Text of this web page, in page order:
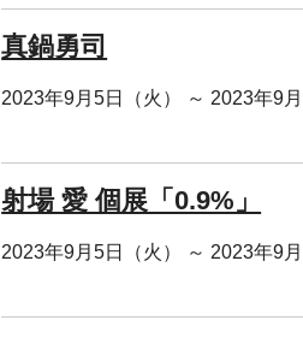
真鍋勇司
2023年9月5日（火） ～ 2023年9月
射場 愛 個展「0.9%」
2023年9月5日（火） ～ 2023年9月